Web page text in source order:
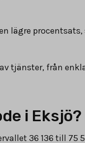
lägre
tjänster, från
i Eksjö?
36 136 till 75